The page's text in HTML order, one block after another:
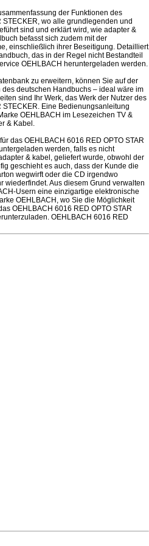
der Funktionen des
STECKER, wo alle grundlegenden und
sind und erklärt wird, wie adapter &
befasst sich zudem mit der
einschließlich ihrer Beseitigung. Detailliert
das in der Regel nicht Bestandteil
OEHLBACH heruntergeladen werden.
zu erweitern, können Sie auf der
deutschen Handbuchs – ideal wäre im
sind Ihr Werk, das Werk der Nutzer des
STECKER. Eine Bedienungsanleitung
OEHLBACH im Lesezeichen TV &
& Kabel.
das OEHLBACH 6016 RED OPTO STAR
werden, falls es nicht
& kabel, geliefert wurde, obwohl der
geschieht es auch, dass der Kunde die
wegwirft oder die CD irgendwo
wiederfindet. Aus diesem Grund verwalten
Usern eine einzigartige elektronische
OEHLBACH, wo Sie die Möglichkeit
OEHLBACH 6016 RED OPTO STAR
OEHLBACH 6016 RED